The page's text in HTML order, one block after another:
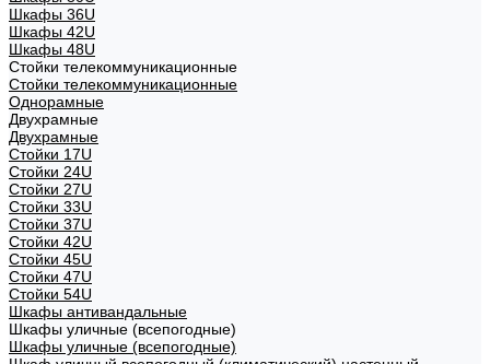
Шкафы 36U
Шкафы 42U
Шкафы 48U
Стойки телекоммуникационные
Стойки телекоммуникационные
Однорамные
Двухрамные
Двухрамные
Стойки 17U
Стойки 24U
Стойки 27U
Стойки 33U
Стойки 37U
Стойки 42U
Стойки 45U
Стойки 47U
Стойки 54U
Шкафы антивандальные
Шкафы уличные (всепогодные)
Шкафы уличные (всепогодные)